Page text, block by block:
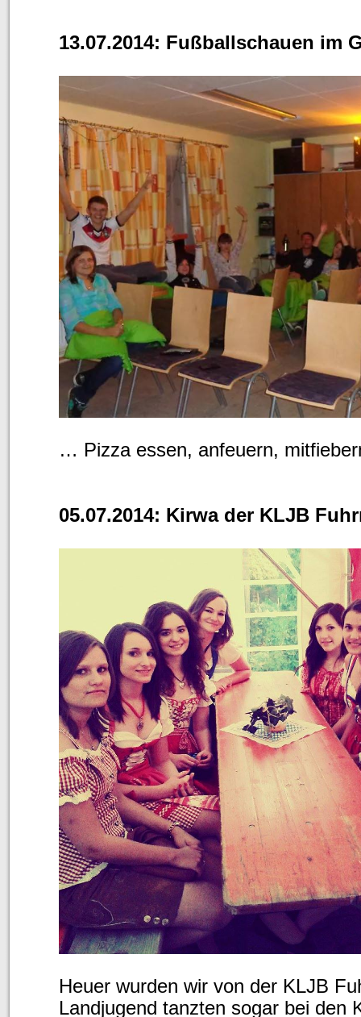
13.07.2014: Fußballschauen im
… Pizza essen, anfeuern,
05.07.2014: Kirwa der KLJB
Heuer wurden wir von der KLJB
Landjugend tanzten sogar bei